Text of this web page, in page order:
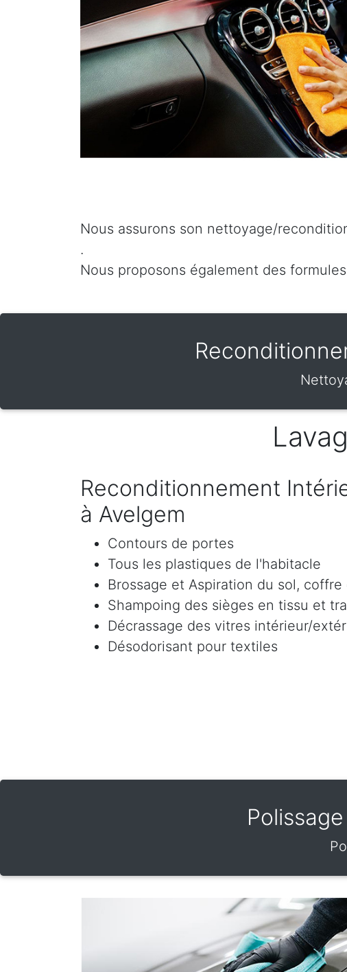
Nous assurons son nettoyage/
.
Nous proposons également des
Reconditionnement
à Avelgem
Contours de portes
Tous les plastiques de l'habitacle
Brossage et Aspiration du sol, coffre
Shampoing des sièges en tissu et
Décrassage des vitres intérieur/
Désodorisant pour textiles